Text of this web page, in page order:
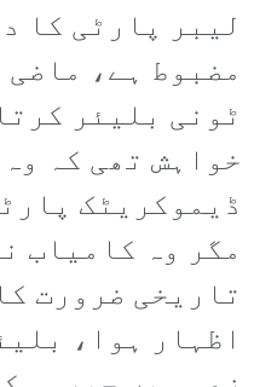
لیبر پارٹی کا
مضبوط ہے،
ٹونی بلیئر
خواہش تھی کہ
ڈیموکریٹک
مگر وہ کامیاب
تاریخی ضرورت
اظہار ہوا،